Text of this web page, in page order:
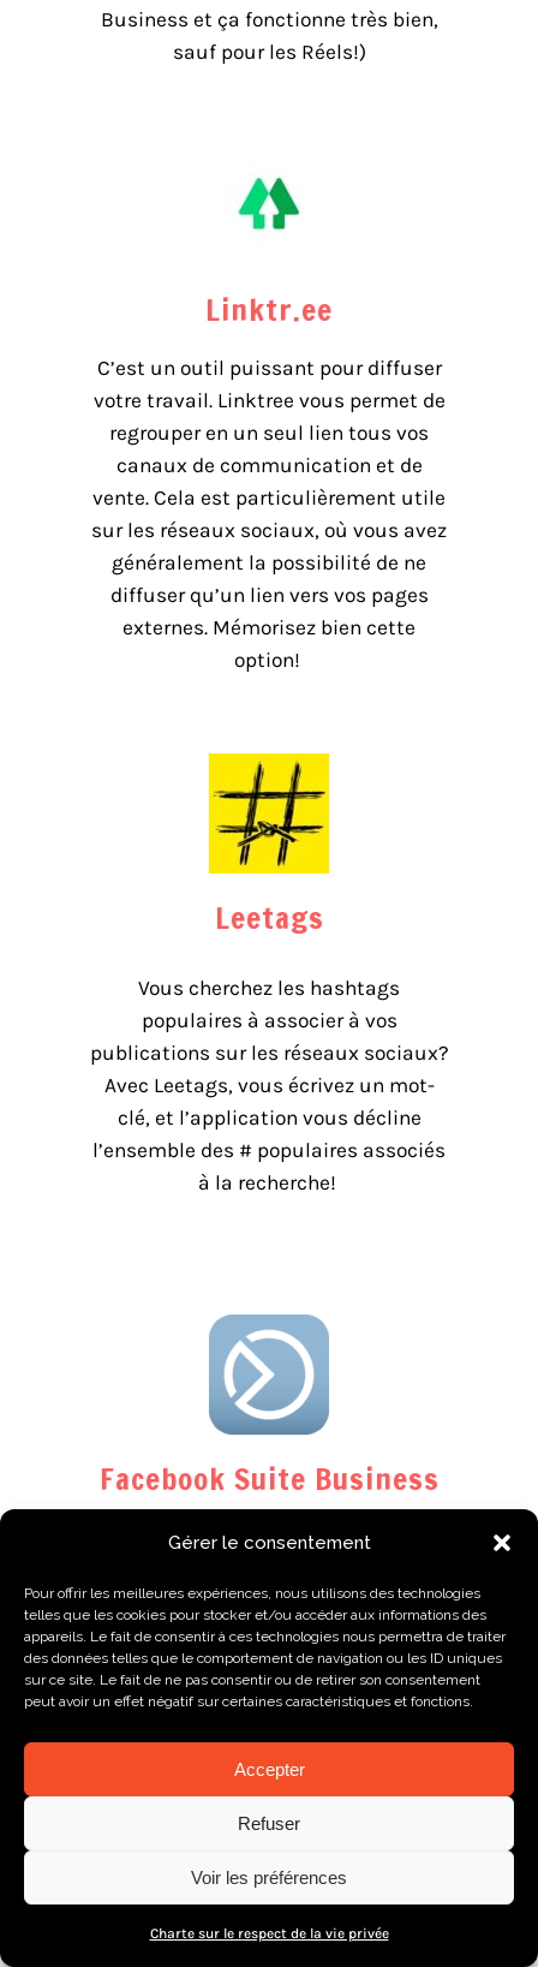
Gérer le consentement
Pour offrir les meilleures expériences, nous utilisons des technologies
telles que les cookies pour stocker et/ou accéder aux informations des
appareils. Le fait de consentir à ces technologies nous permettra de traiter
des données telles que le comportement de navigation ou les ID uniques
sur ce site. Le fait de ne pas consentir ou de retirer son consentement
peut avoir un effet négatif sur certaines caractéristiques et fonctions.
Accepter
Refuser
Voir les préférences
Charte sur le respect de la vie privée
Business et ça fonctionne très bien,
sauf pour les Réels!)
Linktr.ee
C’est un outil puissant pour diffuser
votre travail. Linktree vous permet de
regrouper en un seul lien tous vos
canaux de communication et de
vente. Cela est particulièrement utile
sur les réseaux sociaux, où vous avez
généralement la possibilité de ne
diffuser qu’un lien vers vos pages
externes. Mémorisez bien cette
option!
Leetags
Vous cherchez les hashtags
populaires à associer à vos
publications sur les réseaux sociaux?
Avec Leetags, vous écrivez un mot-
clé, et l’application vous décline
l’ensemble des # populaires associés
à la recherche!
Facebook Suite Business
La Suite Business vous permet de
profil professionnel Facebook et sur
vos groupes privés. C’est aussi
l’interface qui vous permet de créer
des campagnes de publicité pour
booster votre visibilité en tant que
marque !